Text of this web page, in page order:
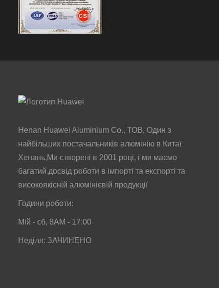
Henan Huawei Aluminium Co., ТОВ, Один з
найбільших постачальників алюмінію в Китаї
Хенань,Ми створені в 2001 році, і ми маємо
багатий досвід роботи в імпорті та експорті та
високоякісній алюмінієвій продукції
Години роботи:
Мій - сб, 8AM - 17:00
Неділя: ЗАЧИНЕНО